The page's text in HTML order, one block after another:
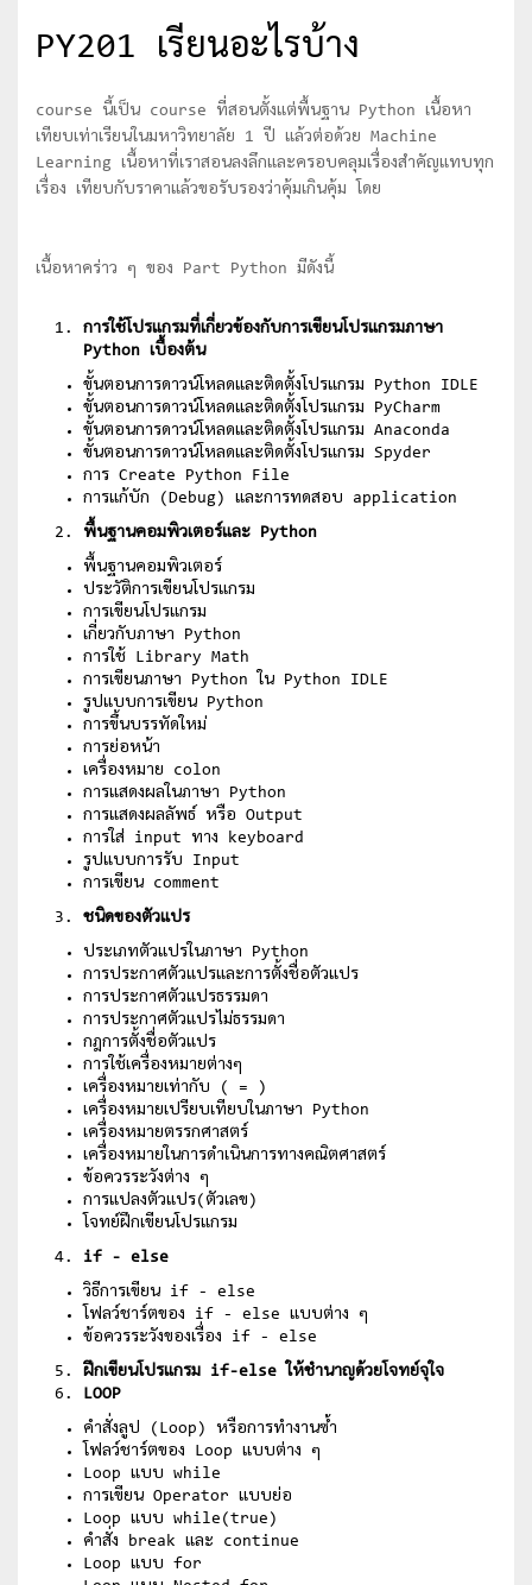
PY201 เรียนอะไรบ้าง
course นี้เป็น course ที่สอนตั้งแต่พื้นฐาน Python เนื้อหา
เทียบเท่าเรียนในมหาวิทยาลัย 1 ปี แล้วต่อด้วย Machine
Learning เนื้อหาที่เราสอนลงลึกและครอบคลุมเรื่องสำคัญแทบทุก
เรื่อง เทียบกับราคาแล้วขอรับรองว่าคุ้มเกินคุ้ม โดย
เนื้อหาคร่าว ๆ ของ Part Python มีดังนี้
การใช้โปรแกรมที่เกี่ยวข้องกับการเขียนโปรแกรมภาษา
Python เบื้องต้น
ขั้นตอนการดาวน์โหลดและติดตั้งโปรแกรม Python IDLE
ขั้นตอนการดาวน์โหลดและติดตั้งโปรแกรม PyCharm
ขั้นตอนการดาวน์โหลดและติดตั้งโปรแกรม Anaconda
ขั้นตอนการดาวน์โหลดและติดตั้งโปรแกรม Spyder
การ Create Python File
การแก้บัก (Debug) และการทดสอบ application
พื้นฐานคอมพิวเตอร์และ Python
พื้นฐานคอมพิวเตอร์
ประวัติการเขียนโปรแกรม
การเขียนโปรแกรม
เกี่ยวกับภาษา Python
การใช้ Library Math
การเขียนภาษา Python ใน Python IDLE
รูปแบบการเขียน Python
การขึ้นบรรทัดใหม่
การย่อหน้า
เครื่องหมาย colon
การแสดงผลในภาษา Python
การแสดงผลลัพธ์ หรือ Output
การใส่ input ทาง keyboard
รูปแบบการรับ Input
การเขียน comment
ชนิดของตัวแปร
ประเภทตัวแปรในภาษา Python
การประกาศตัวแปรและการตั้งชื่อตัวแปร
การประกาศตัวแปรธรรมดา
การประกาศตัวแปรไม่ธรรมดา
กฎการตั้งชื่อตัวแปร
การใช้เครื่องหมายต่างๆ
เครื่องหมายเท่ากับ ( = )
เครื่องหมายเปรียบเทียบในภาษา Python
เครื่องหมายตรรกศาสตร์
เครื่องหมายในการดำเนินการทางคณิตศาสตร์
ข้อควรระวังต่าง ๆ
การแปลงตัวแปร(ตัวเลข)
โจทย์ฝึกเขียนโปรแกรม
if - else
วิธีการเขียน if - else
โฟลว์ชาร์ตของ if - else แบบต่าง ๆ
ข้อควรระวังของเรื่อง if - else
ฝึกเขียนโปรแกรม if-else ให้ชำนาญด้วยโจทย์จุใจ
LOOP
คำสั่งลูป (Loop) หรือการทำงานซ้ำ
โฟลว์ชาร์ตของ Loop แบบต่าง ๆ
Loop แบบ while
การเขียน Operator แบบย่อ
Loop แบบ while(true)
คำสั่ง break และ continue
Loop แบบ for